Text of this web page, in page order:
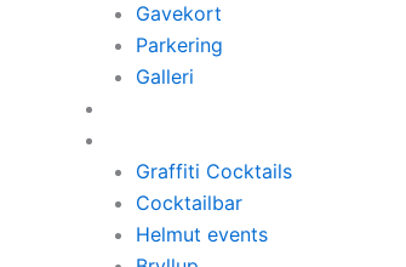
Gavekort
Parkering
Galleri
Graffiti Cocktails
Cocktailbar
Helmut events